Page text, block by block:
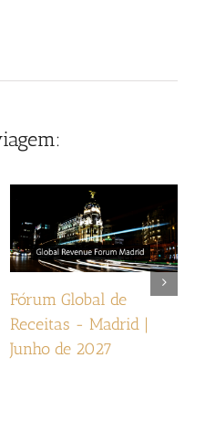
Fórum Global de
Receitas - Madrid |
Junho de 2027